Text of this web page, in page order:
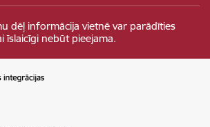
dēļ informācija vietnē var parādīties
īslaicīgi nebūt pieejama.